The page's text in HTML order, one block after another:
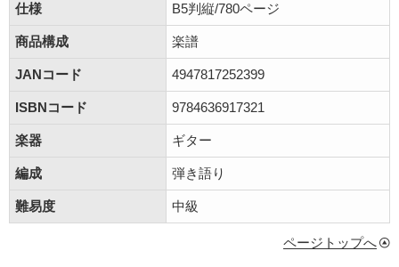
仕様 B5判縦/780ページ
商品構成 楽譜
JANコード 4947817252399
ISBNコード 9784636917321
楽器 ギター
編成 弾き語り
難易度 中級
ページトップへ